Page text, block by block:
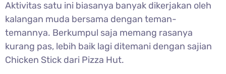
Aktivitas satu ini biasanya banyak dikerjakan oleh
kalangan muda bersama dengan teman-
temannya. Berkumpul saja memang rasanya
kurang pas, lebih baik lagi ditemani dengan sajian
Chicken Stick dari Pizza Hut.